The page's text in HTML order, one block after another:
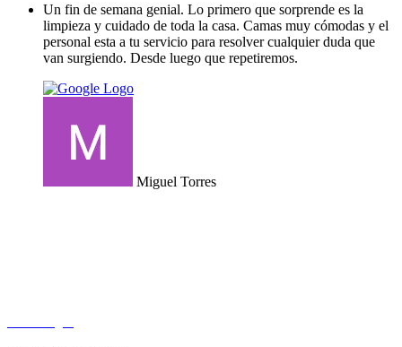
Un fin de semana genial. Lo primero que sorprende es la
limpieza y cuidado de toda la casa. Camas muy cómodas y el
personal esta a tu servicio para resolver cualquier duda que
van surgiendo. Desde luego que repetiremos.
Miguel Torres